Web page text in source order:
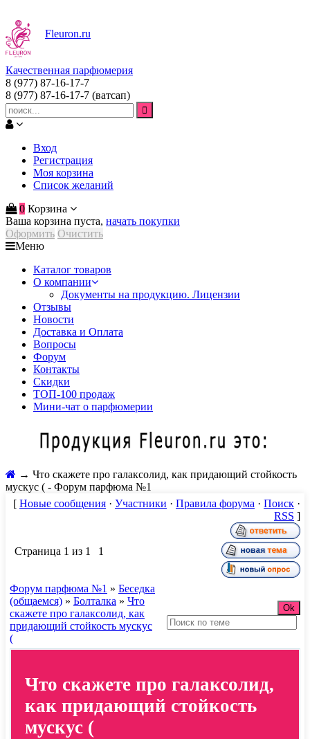
Fleuron.ru
Качественная парфюмерия
8 (977) 87-16-17-7
8 (977) 87-16-17-7 (ватсап)
Вход
Регистрация
Моя корзина
Список желаний
0 Корзина
Ваша корзина пуста, начать покупки
Оформить Очистить
Меню
Каталог товаров
О компании
Документы на продукцию. Лицензии
Отзывы
Новости
Доставка и Оплата
Вопросы
Форум
Контакты
Скидки
ТОП-100 продаж
Мини-чат о парфюмерии
→ Что скажете про галаксолид, как придающий стойкость
мускус ( - Форум парфюма №1
[ Новые сообщения · Участники · Правила форума · Поиск ·
RSS ]
Страница 1 из 1 1
Форум парфюма №1 » Беседка
(общаемся) » Болталка » Что
скажете про галаксолид, как
придающий стойкость мускус
(
Что скажете про галаксолид,
как придающий стойкость
мускус (